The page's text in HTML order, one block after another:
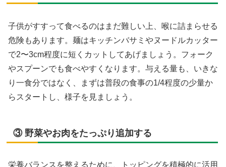
子供がすすって食べるのはまだ難しい上、喉に詰まらせる
危険もあります。麺はキッチンバサミやヌードルカッター
で2〜3cm程度に短くカットしてあげましょう。フォーク
やスプーンでも食べやすくなります。与える量も、いきな
り一食分ではなく、まずは普段の食事の1/4程度の少量か
らスタートし、様子を見ましょう。
③ 野菜やお肉をたっぷり追加する
栄養バランスを整えるために、トッピングを積極的に活用